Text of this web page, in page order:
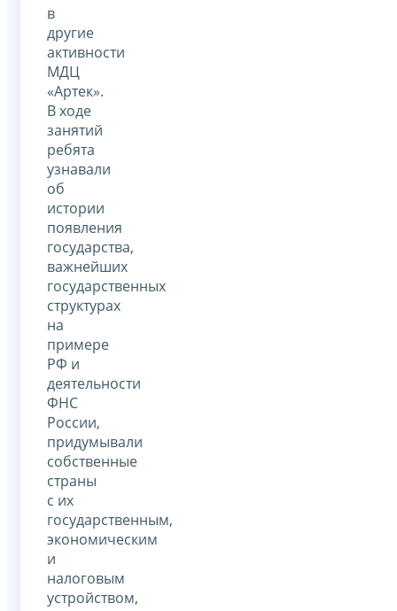
в
другие
активности
МДЦ
«Артек».
В ходе
занятий
ребята
узнавали
об
истории
появления
государства,
важнейших
государственных
структурах
на
примере
РФ и
деятельности
ФНС
России,
придумывали
собственные
страны
с их
государственным,
экономическим
и
налоговым
устройством,